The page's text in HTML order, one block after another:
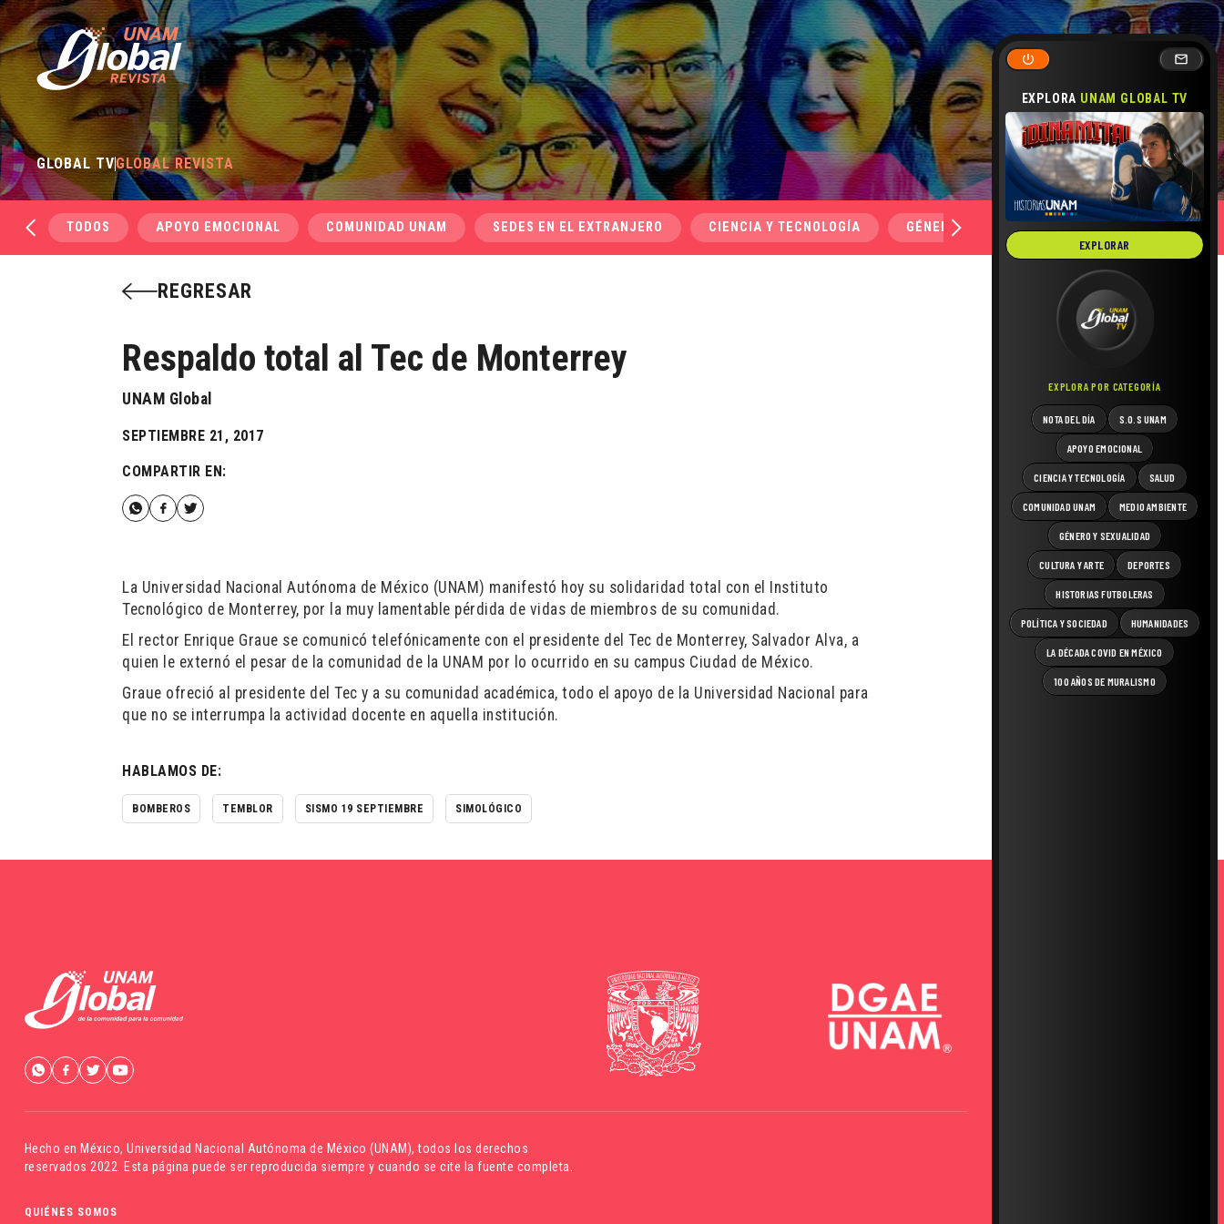
EXPLORA UNAM GLOBAL TV
EXPLORAR
EXPLORA POR CATEGORÍA
NOTA DEL DÍA S.O.S UNAM
APOYO EMOCIONAL
CIENCIA Y TECNOLOGÍA SALUD
COMUNIDAD UNAM MEDIO AMBIENTE
GÉNERO Y SEXUALIDAD
CULTURA Y ARTE DEPORTES
HISTORIAS FUTBOLERAS
POLÍTICA Y SOCIEDAD HUMANIDADES
LA DÉCADA COVID EN MÉXICO
100 AÑOS DE MURALISMO
GLOBAL TVGLOBAL REVISTA
TODOS APOYO EMOCIONAL COMUNIDAD UNAM SEDES EN EL EXTRANJERO CIENCIA Y TECNOLOGÍA GÉNERO Y SEXUALIDAD SALUD
REGRESAR
Respaldo total al Tec de Monterrey
UNAM Global
SEPTIEMBRE 21, 2017
COMPARTIR EN:
La Universidad Nacional Autónoma de México (UNAM) manifestó hoy su solidaridad total con el Instituto
Tecnológico de Monterrey, por la muy lamentable pérdida de vidas de miembros de su comunidad.
El rector Enrique Graue se comunicó telefónicamente con el presidente del Tec de Monterrey, Salvador Alva, a
quien le externó el pesar de la comunidad de la UNAM por lo ocurrido en su campus Ciudad de México.
Graue ofreció al presidente del Tec y a su comunidad académica, todo el apoyo de la Universidad Nacional para
que no se interrumpa la actividad docente en aquella institución.
HABLAMOS DE:
BOMBEROS TEMBLOR SISMO 19 SEPTIEMBRE SIMOLÓGICO
Hecho en México,Universidad Nacional Autónoma de México (UNAM), todos los derechos
reservados 2022. Esta página puede ser reproducida siempre y cuando se cite la fuente completa.
QUIÉNES SOMOS